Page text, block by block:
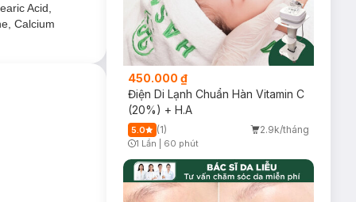
Acid,
Calcium
450.000 ₫
Điện Di Lạnh Chuẩn Hàn Vitamin C
(20%) + H.A
5.0 (1) 2.9k/tháng
Timer Gray Icon
1 Lần 60 phút